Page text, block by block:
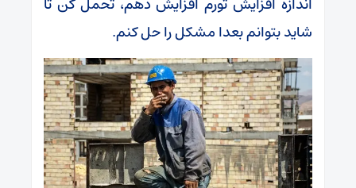
شاید بتوانم بعدا مشکل را حل کنم.